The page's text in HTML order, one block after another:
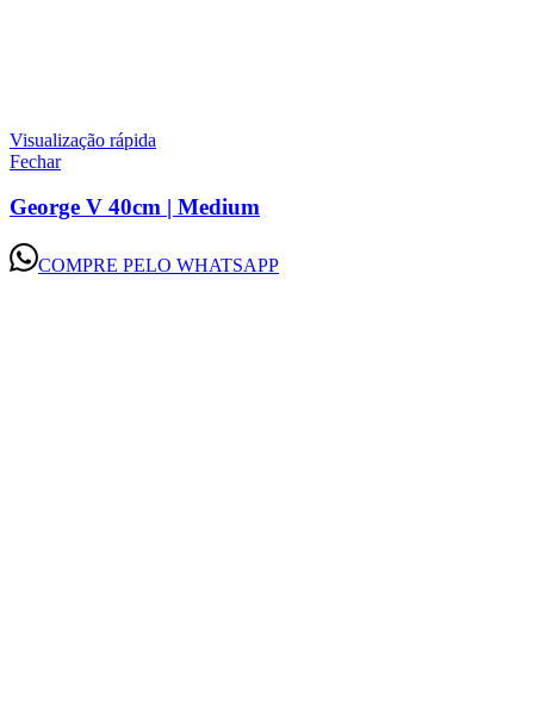
Visualização rápida
Fechar
George V 40cm | Medium
COMPRE PELO WHATSAPP